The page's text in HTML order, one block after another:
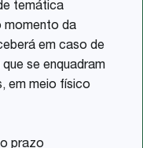
temática
momento da
em caso de
se enquadram
em meio físico
prazo